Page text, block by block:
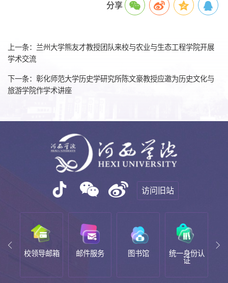
分享
上一条：兰州大学熊友才教授团队来校与农业与生态工程学院开展
学术交流
下一条：彰化师范大学历史学研究所陈文豪教授应邀为历史文化与
旅游学院作学术讲座
访问旧站
领导邮箱 邮件服务 图书馆
统一身份认
教务系统